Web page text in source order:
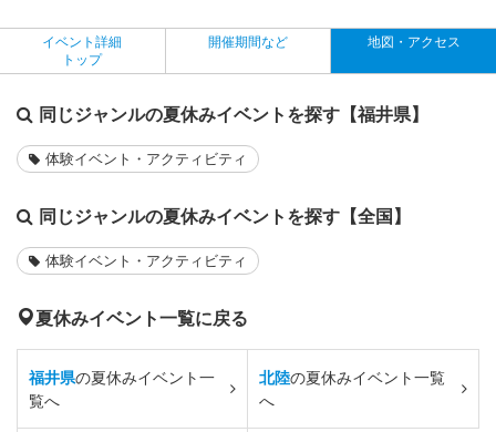
イベント詳細
トップ
開催期間など 地図・アクセス
同じジャンルの夏休みイベントを探す【福井県】
体験イベント・アクティビティ
同じジャンルの夏休みイベントを探す【全国】
体験イベント・アクティビティ
夏休みイベント一覧に戻る
福井県の夏休みイベント一
覧へ
北陸の夏休みイベント一覧
へ